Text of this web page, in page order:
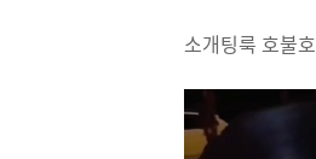
소개팅룩 호불호